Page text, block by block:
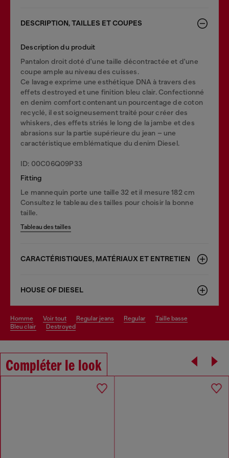
DESCRIPTION, TAILLES ET COUPES
Description du produit
Pantalon droit doté d'une taille décontractée et d'une
coupe ample au niveau des cuisses.
Ce lavage exprime une esthétique DNA à travers des
effets destroyed et une finition bleu clair. Confectionné
en denim comfort contenant un pourcentage de coton
recyclé, il est soigneusement traité pour créer des
whiskers, des effets striés le long de la jambe et des
abrasions sur la partie supérieure du jean – une
caractéristique emblématique du denim Diesel.
ID: 00C06Q09P33
Fitting
Le mannequin porte une taille 32 et il mesure 182 cm
Consultez le tableau des tailles pour choisir la bonne
taille.
Tableau des tailles
CARACTÉRISTIQUES, MATÉRIAUX ET ENTRETIEN
HOUSE OF DIESEL
homme voir tout regular jeans regular
taille basse
bleu clair
destroyed
Compléter le look